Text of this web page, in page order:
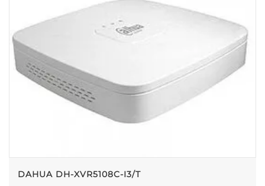
DAHUA DH-XVR5108C-I3/T